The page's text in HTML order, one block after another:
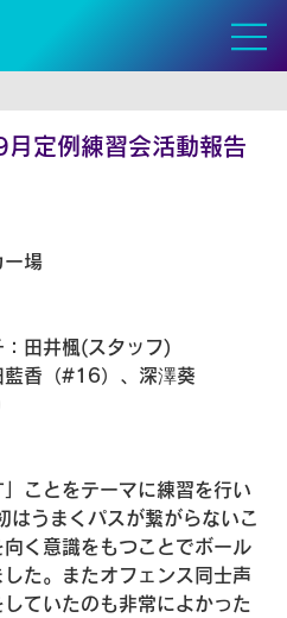
定例練習会活動報告
ー場
田井楓(スタッフ)
藍香（#16）、深澤葵
ことをテーマに練習を行い
はうまくパスが繋がらないこ
く意識をもつことでボール
た。またオフェンス同士声
ていたのも非常によかった